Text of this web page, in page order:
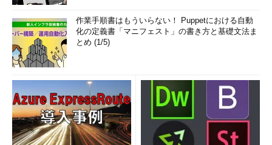
作業手順書はもういらない！ Puppetにおける自動
化の定義書「マニフェスト」の書き方と基礎文法ま
とめ (1/5)